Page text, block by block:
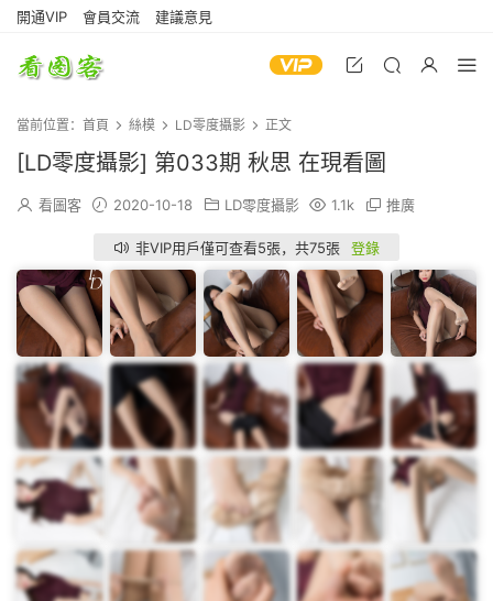
開通VIP 會員交流 建議意見
當前位置： 首頁 絲模 LD零度攝影 正文
[LD零度攝影] 第033期 秋思 在現看圖
看圖客 2020-10-18 LD零度攝影 1.1k 推廣
非VIP用戶僅可查看5張，共75張 登錄